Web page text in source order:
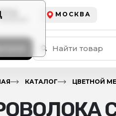
МОСКВА
КАТАЛОГ ЦВЕТНОЙ